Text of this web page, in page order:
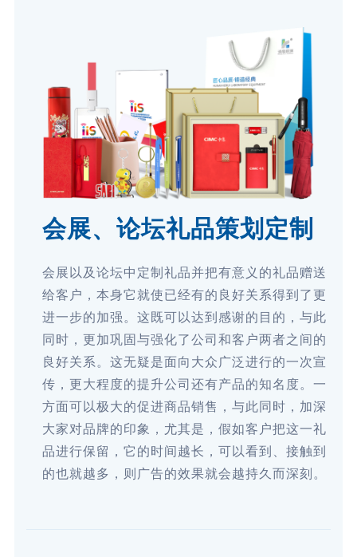
会展、论坛礼品策划定制
会展以及论坛中定制礼品并把有意义的礼品赠送
给客户，本身它就使已经有的良好关系得到了更
进一步的加强。这既可以达到感谢的目的，与此
同时，更加巩固与强化了公司和客户两者之间的
良好关系。这无疑是面向大众广泛进行的一次宣
传，更大程度的提升公司还有产品的知名度。一
方面可以极大的促进商品销售，与此同时，加深
大家对品牌的印象，尤其是，假如客户把这一礼
品进行保留，它的时间越长，可以看到、接触到
的也就越多，则广告的效果就会越持久而深刻。